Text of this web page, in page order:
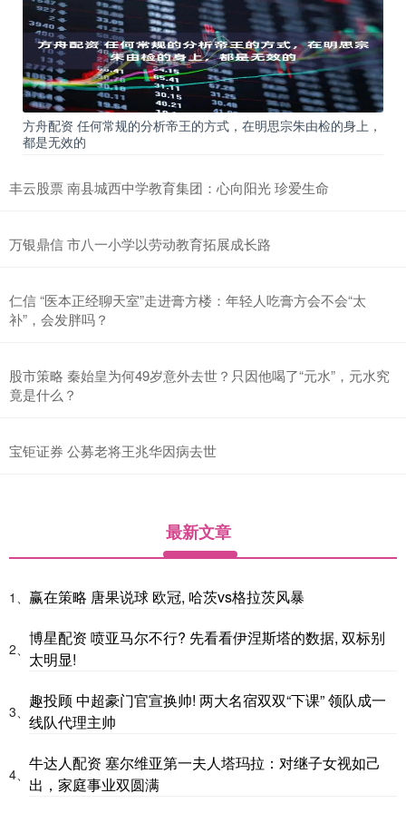
方舟配资 任何常规的分析帝王的方式，在明思宗朱由检的身上，
都是无效的
丰云股票 南县城西中学教育集团：心向阳光 珍爱生命
万银鼎信 市八一小学以劳动教育拓展成长路
仁信 “医本正经聊天室”走进膏方楼：年轻人吃膏方会不会“太
补”，会发胖吗？
股市策略 秦始皇为何49岁意外去世？只因他喝了“元水”，元水究
竟是什么？
宝钜证券 公募老将王兆华因病去世
最新文章
1、 赢在策略 唐果说球 欧冠, 哈茨vs格拉茨风暴
2、
博星配资 喷亚马尔不行? 先看看伊涅斯塔的数据, 双标别
太明显!
3、
趣投顾 中超豪门官宣换帅! 两大名宿双双“下课” 领队成一
线队代理主帅
4、
牛达人配资 塞尔维亚第一夫人塔玛拉：对继子女视如己
出，家庭事业双圆满